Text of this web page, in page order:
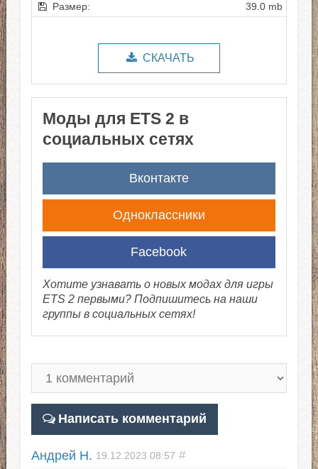
Размер:
39.0 mb
СКАЧАТЬ
Моды для ETS 2 в
социальных сетях
Вконтакте
Одноклассники
Facebook
Хотите узнавать о новых модах для игры
ETS 2 первыми? Подпишитесь на наши
группы в социальных сетях!
Написать комментарий
Андрей Н. 19.12.2023 08:57 #